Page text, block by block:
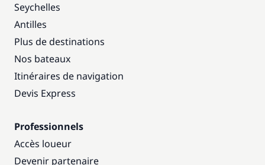
Seychelles
Antilles
Plus de destinations
Nos bateaux
Itinéraires de navigation
Devis Express
Professionnels
Accès loueur
Devenir partenaire